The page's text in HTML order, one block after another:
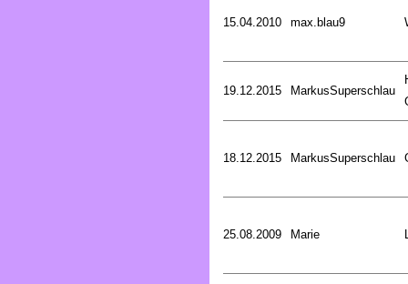
15.04.2010 max.blau9
19.12.2015 MarkusSuperschlau
18.12.2015 MarkusSuperschlau
25.08.2009 Marie